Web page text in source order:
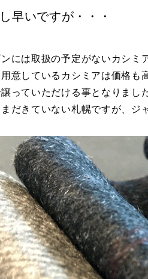
早いですが・・・
には取扱の予定がないカシミ
意しているカシミアは価格も
っていただける事となりまし
だきていない札幌ですが、ジ